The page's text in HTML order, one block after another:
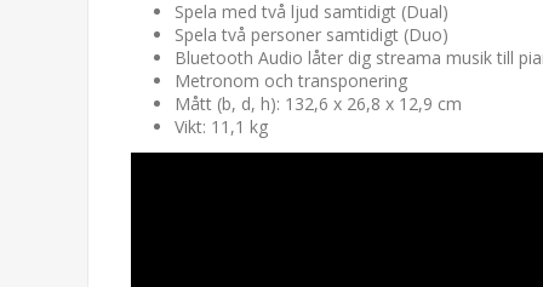
Spela med två ljud samtidigt (Dual)
Spela två personer samtidigt (Duo)
Bluetooth Audio låter dig streama musik till
Metronom och transponering
Mått (b, d, h): 132,6 x 26,8 x 12,9 cm
Vikt: 11,1 kg